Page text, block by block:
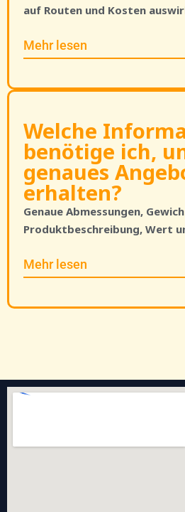
auf Routen und Kosten
Mehr lesen
Welche
benötige ich,
genaues
erhalten?
Genaue Abmessungen,
Produktbeschreibung, Wert
Mehr lesen